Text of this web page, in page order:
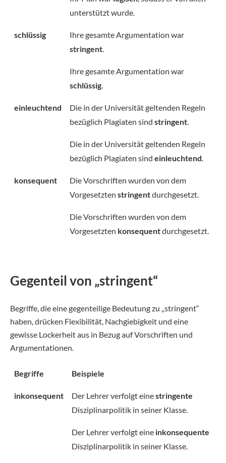
unterstützt wurde.
schlüssig
Ihre gesamte Argumentation war
stringent.
Ihre gesamte Argumentation war
schlüssig.
einleuchtend
Die in der Universität geltenden Regeln
bezüglich Plagiaten sind stringent.
Die in der Universität geltenden Regeln
bezüglich Plagiaten sind einleuchtend.
konsequent
Die Vorschriften wurden von dem
Vorgesetzten stringentdurchgesetzt.
Die Vorschriften wurden von dem
Vorgesetzten konsequentdurchgesetzt.
Gegenteil von „stringent“
Begriffe, die eine gegenteilige Bedeutung zu „stringent“
haben, drücken Flexibilität, Nachgiebigkeit und eine
gewisse Lockerheit aus in Bezug auf Vorschriften und
Argumentationen.
Begriffe Beispiele
inkonsequent Der Lehrer verfolgt einestringente
Disziplinarpolitik in seiner Klasse.
Der Lehrer verfolgt eine inkonsequente
Disziplinarpolitik in seiner Klasse.